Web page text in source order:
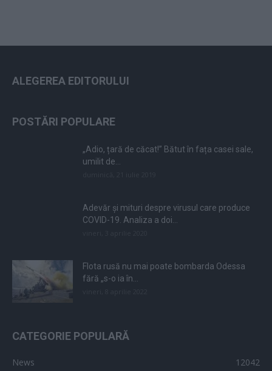
ALEGEREA EDITORULUI
POSTĂRI POPULARE
„Adio, țară de căcat!” Bătut în fața casei sale,
umilit de...
Adevăr și mituri despre virusul care produce
COVID-19. Analiza a doi...
Flota rusă nu mai poate bombarda Odessa
fără „s-o ia în...
CATEGORIE POPULARĂ
News
12042